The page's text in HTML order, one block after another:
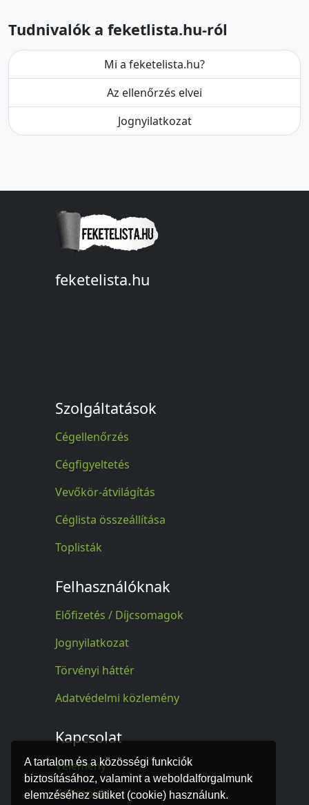
A tartalom és a közösségi funkciók
biztosításához, valamint a weboldalforgalmunk
elemzéséhez sütiket (cookie) használunk.
Tudnivalók a feketlista.hu-ról
Mi a feketelista.hu?
Az ellenőrzés elvei
Jognyilatkozat
feketelista.hu
Szolgáltatások
Cégellenőrzés
Cégfigyeltetés
Vevőkör-átvilágítás
Céglista összeállítása
Toplisták
Felhasználóknak
Előfizetés / Díjcsomagok
Jognyilatkozat
Törvényi háttér
Adatvédelmi közlemény
Kapcsolat
Vélemény
Kapcsolat